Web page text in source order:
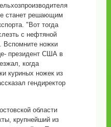
станет решающим
"Вот тогда
с нефтяной
Вспомните ножки
президент США в
когда
куриных ножек из
гендиректор
области
крупнейший из